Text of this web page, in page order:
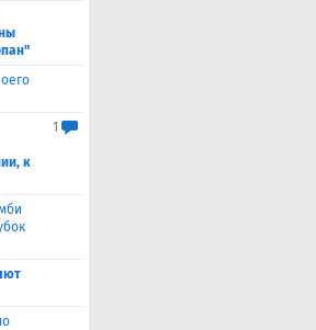
к
1